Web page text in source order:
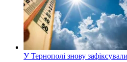
У Тернополі знову